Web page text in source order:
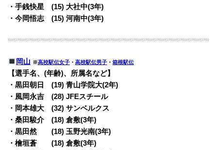
・手銭快星 (15) 大社中(3年)
・今岡悟志 (15) 河南中(3年)
岡山 ※高校駅伝女子 ・高校駅伝男子 ・箱根駅伝
【選手名、(年齢)、所属名など】
・黒田朝日 (19) 青山学院大(2年)
・風岡永吉 (28) JFEスチール
・岡本雄大 (32) サンベルクス
・桑田駿介 (18) 倉敷(3年)
・黒田然 (18) 玉野光南(3年)
・檜垣蒼 (18) 倉敷(3年)